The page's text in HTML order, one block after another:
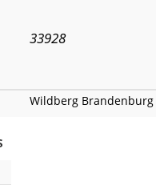
33928
Wildberg Brandenburg